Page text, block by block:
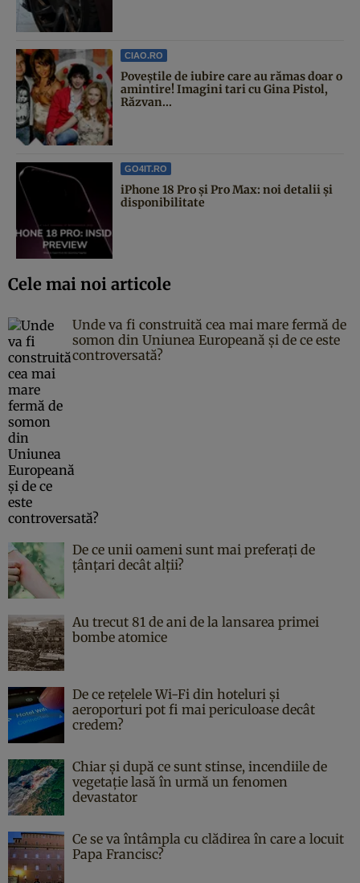
CIAO.RO
Poveştile de iubire care au rămas doar o
amintire! Imagini tari cu Gina Pistol,
Răzvan...
GO4IT.RO
iPhone 18 Pro și Pro Max: noi detalii și
disponibilitate
Cele mai noi articole
Unde va fi construită cea mai mare fermă de
somon din Uniunea Europeană și de ce este
controversată?
De ce unii oameni sunt mai preferați de
țânțari decât alții?
Au trecut 81 de ani de la lansarea primei
bombe atomice
De ce rețelele Wi-Fi din hoteluri și
aeroporturi pot fi mai periculoase decât
credem?
Chiar și după ce sunt stinse, incendiile de
vegetație lasă în urmă un fenomen
devastator
Ce se va întâmpla cu clădirea în care a locuit
Papa Francisc?